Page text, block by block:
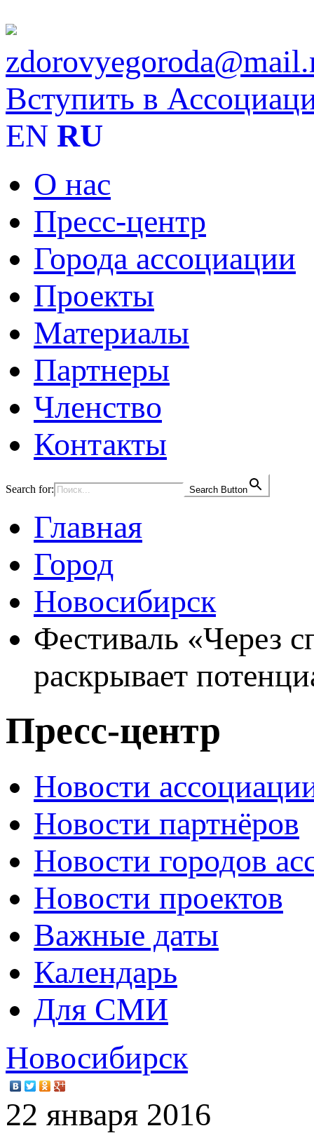
Вступить в
EN RU
О нас
Пресс-центр
Города ассоциации
Проекты
Материалы
Партнеры
Членство
Контакты
Search for: Search Button
Главная
Город
Новосибирск
Фестиваль «Через
раскрывает
Пресс-центр
Новости
Новости партнёров
Новости городов
Новости проектов
Важные даты
Календарь
Для СМИ
Новосибирск
22 января 2016